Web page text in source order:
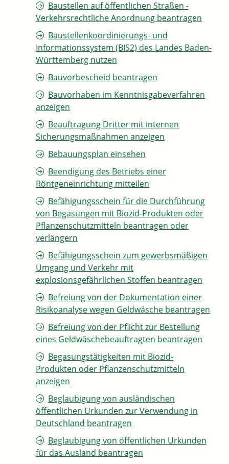
Baustellen auf öffentlichen Straßen -
Verkehrsrechtliche Anordnung beantragen
Baustellenkoordinierungs- und
Informationssystem (BIS2) des Landes Baden-
Württemberg nutzen
Bauvorbescheid beantragen
Bauvorhaben im Kenntnisgabeverfahren
anzeigen
Beauftragung Dritter mit internen
Sicherungsmaßnahmen anzeigen
Bebauungsplan einsehen
Beendigung des Betriebs einer
Röntgeneinrichtung mitteilen
Befähigungsschein für die Durchführung
von Begasungen mit Biozid-Produkten oder
Pflanzenschutzmitteln beantragen oder
verlängern
Befähigungsschein zum gewerbsmäßigen
Umgang und Verkehr mit
explosionsgefährlichen Stoffen beantragen
Befreiung von der Dokumentation einer
Risikoanalyse wegen Geldwäsche beantragen
Befreiung von der Pflicht zur Bestellung
eines Geldwäschebeauftragten beantragen
Begasungstätigkeiten mit Biozid-
Produkten oder Pflanzenschutzmitteln
anzeigen
Beglaubigung von ausländischen
öffentlichen Urkunden zur Verwendung in
Deutschland beantragen
Beglaubigung von öffentlichen Urkunden
für das Ausland beantragen